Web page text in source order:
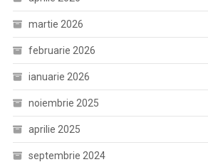
martie 2026
februarie 2026
ianuarie 2026
noiembrie 2025
aprilie 2025
septembrie 2024